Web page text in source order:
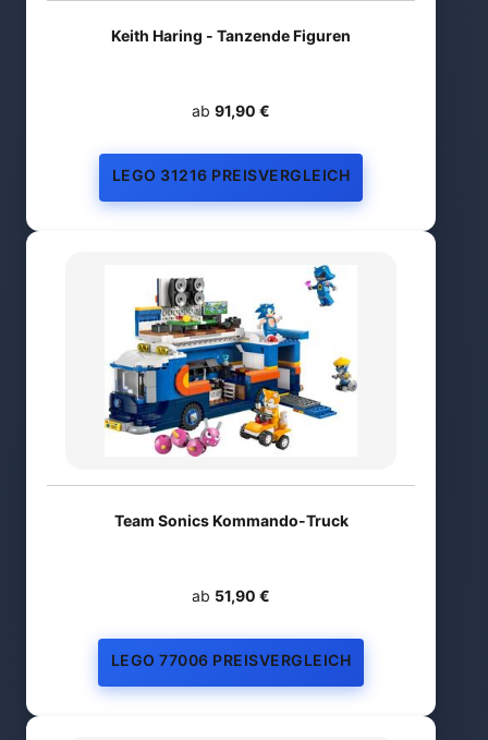
Keith Haring - Tanzende Figuren
ab 91,90 €
LEGO 31216 PREISVERGLEICH
Team Sonics Kommando-Truck
ab 51,90 €
LEGO 77006 PREISVERGLEICH